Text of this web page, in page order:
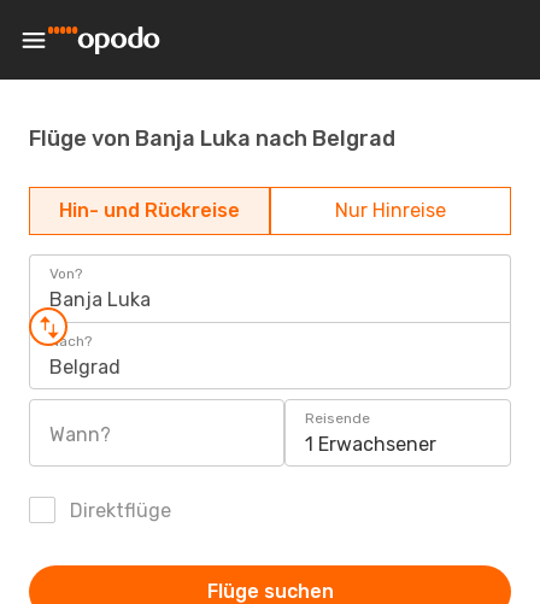
Flüge von Banja Luka nach Belgrad
Hin- und Rückreise Nur Hinreise
Von?
Banja Luka
Nach?
Belgrad
Wann?
Reisende
1 Erwachsener
Direktflüge
Flüge suchen